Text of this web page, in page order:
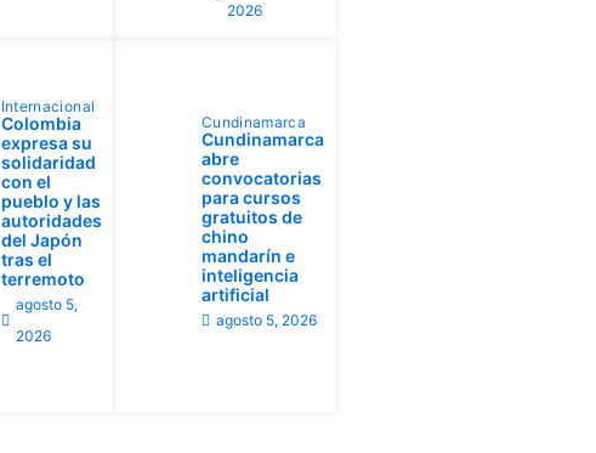
2026
Internacional
Colombia
expresa su
solidaridad
con el
pueblo y las
autoridades
del Japón
tras el
terremoto
agosto 5,
2026
Cundinamarca
Cundinamarca
abre
convocatorias
para cursos
gratuitos de
chino
mandarín e
inteligencia
artificial
agosto 5, 2026